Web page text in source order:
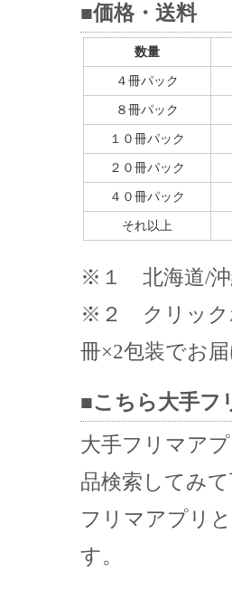
■価格・送料
数量
４冊パック
８冊パック
１０冊パック
２０冊パック
４０冊パック
それ以上
※１ 北海道/沖
※２ クリック
冊×2包装でお
■こちら大手フ
大手フリマア
品検索してみ
フリマアプリ
す。